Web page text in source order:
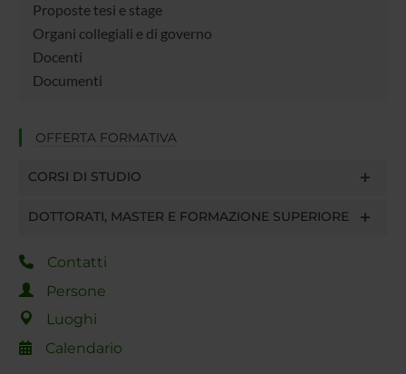
Proposte tesi e stage
Organi collegiali e di governo
Docenti
Documenti
OFFERTA FORMATIVA
CORSI DI STUDIO
DOTTORATI, MASTER E FORMAZIONE SUPERIORE
Contatti
Persone
Luoghi
Calendario